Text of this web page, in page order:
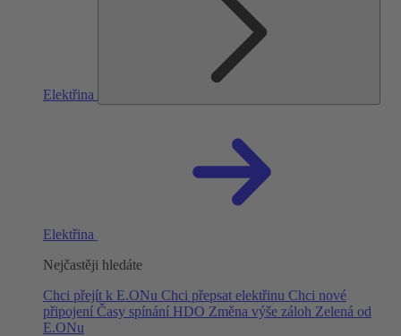
Elektřina
Elektřina
Nejčastěji hledáte
Chci přejít k E.ONu Chci přepsat elektřinu Chci nové
připojení Časy spínání HDO Změna výše záloh Zelená od
E.ONu